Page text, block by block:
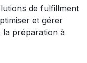
de fulfillment
et gérer
la préparation à